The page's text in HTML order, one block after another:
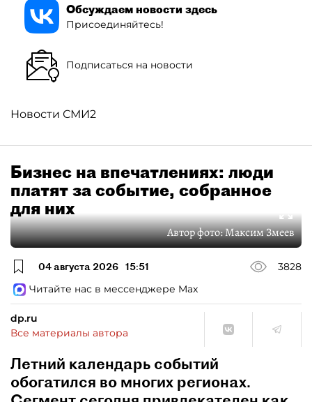
Обсуждаем новости здесь
Присоединяйтесь!
Подписаться на новости
Новости СМИ2
Бизнес на впечатлениях: люди
платят за событие, собранное
для них
Автор фото:Максим Змеев
04 августа 2026 15:51
3828
Читайте нас в мессенджере Max
dp.ru
Все материалы автора
Летний календарь событий
обогатился во многих регионах.